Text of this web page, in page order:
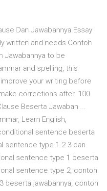
Dan Jawabannya Essay
written and needs Contoh
Jawabannya to be
and spelling, this
your writing before
corrections after. 100
Beserta Jawaban ...
Learn English,
sentence beserta
sentence type 1 2 3 dan
sentence type 1 beserta
sentence type 2, contoh
beserta jawabannya, contoh